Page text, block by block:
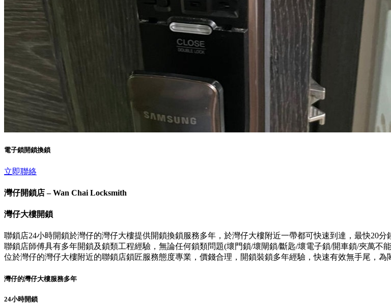
電子鎖開鎖換鎖
立即聯絡
灣仔開鎖店 – Wan Chai Locksmith
灣仔大樓開鎖
聯鎖店24小時開鎖於灣仔的灣仔大樓提供開鎖換鎖服務多年，於灣仔大樓附近一帶都可快速到達，最快20分
聯鎖店師傅具有多年開鎖及鎖類工程經驗，無論任何鎖類問題(壞門鎖/壞閘鎖/斷匙/壞電子鎖/開車鎖/夾萬不
位於灣仔的灣仔大樓附近的聯鎖店鎖匠服務態度專業，價錢合理，開鎖裝鎖多年經驗，快速有效無手尾，
灣仔的灣仔大樓服務多年
24小時開鎖